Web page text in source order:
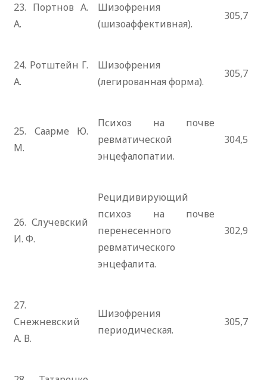
23. Портнов А.
А.
Шизофрения
(шизоаффективная).
305,7
24. Ротштейн Г.
А.
Шизофрения
(легированная форма).
305,7
25. Саарме Ю.
М.
Психоз на почве
ревматической
энцефалопатии.
304,5
26. Случевский
И. Ф.
Рецидивирующий
психоз на почве
перенесенного
ревматического
энцефалита.
302,9
27.
Снежневский
А. В.
Шизофрения
периодическая.
305,7